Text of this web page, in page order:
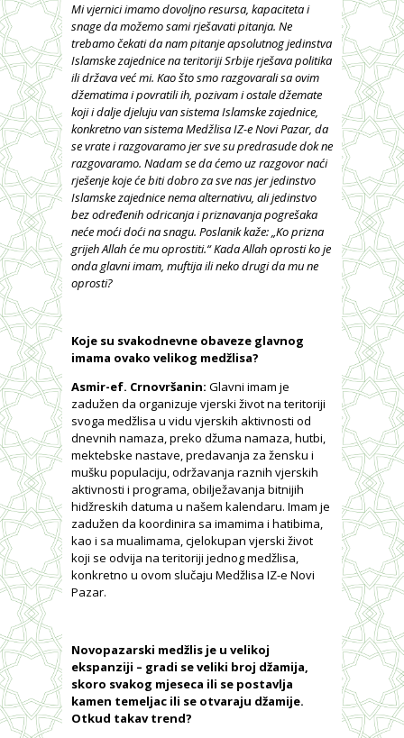
Mi vjernici imamo dovoljno resursa, kapaciteta i
snage da možemo sami rješavati pitanja. Ne
trebamo čekati da nam pitanje apsolutnog jedinstva
Islamske zajednice na teritoriji Srbije rješava politika
ili država već mi. Kao što smo razgovarali sa ovim
džematima i povratili ih, pozivam i ostale džemate
koji i dalje djeluju van sistema Islamske zajednice,
konkretno van sistema Medžlisa IZ-e Novi Pazar, da
se vrate i razgovaramo jer sve su predrasude dok ne
razgovaramo. Nadam se da ćemo uz razgovor naći
rješenje koje će biti dobro za sve nas jer jedinstvo
Islamske zajednice nema alternativu, ali jedinstvo
bez određenih odricanja i priznavanja pogrešaka
neće moći doći na snagu. Poslanik kaže: „Ko prizna
grijeh Allah će mu oprostiti.“ Kada Allah oprosti ko je
onda glavni imam, muftija ili neko drugi da mu ne
oprosti?
Koje su svakodnevne obaveze glavnog
imama ovako velikog medžlisa?
Asmir-ef. Crnovršanin: Glavni imam je
zadužen da organizuje vjerski život na teritoriji
svoga medžlisa u vidu vjerskih aktivnosti od
dnevnih namaza, preko džuma namaza, hutbi,
mektebske nastave, predavanja za žensku i
mušku populaciju, održavanja raznih vjerskih
aktivnosti i programa, obilježavanja bitnijih
hidžreskih datuma u našem kalendaru. Imam je
zadužen da koordinira sa imamima i hatibima,
kao i sa mualimama, cjelokupan vjerski život
koji se odvija na teritoriji jednog medžlisa,
konkretno u ovom slučaju Medžlisa IZ-e Novi
Pazar.
Novopazarski medžlis je u velikoj
ekspanziji – gradi se veliki broj džamija,
skoro svakog mjeseca ili se postavlja
kamen temeljac ili se otvaraju džamije.
Otkud takav trend?